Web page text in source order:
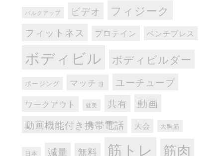
バルクアップ ビデオ フィジーク
フィットネス プロテイン ベンチプレス
ボディビル ボディビルダー
ポージング マッチョ ユーチューブ
ワークアウト 健美 共有 動画
動画機能付き携帯電話 大会 大胸筋
日本 減量 無料 筋トレ 筋肉